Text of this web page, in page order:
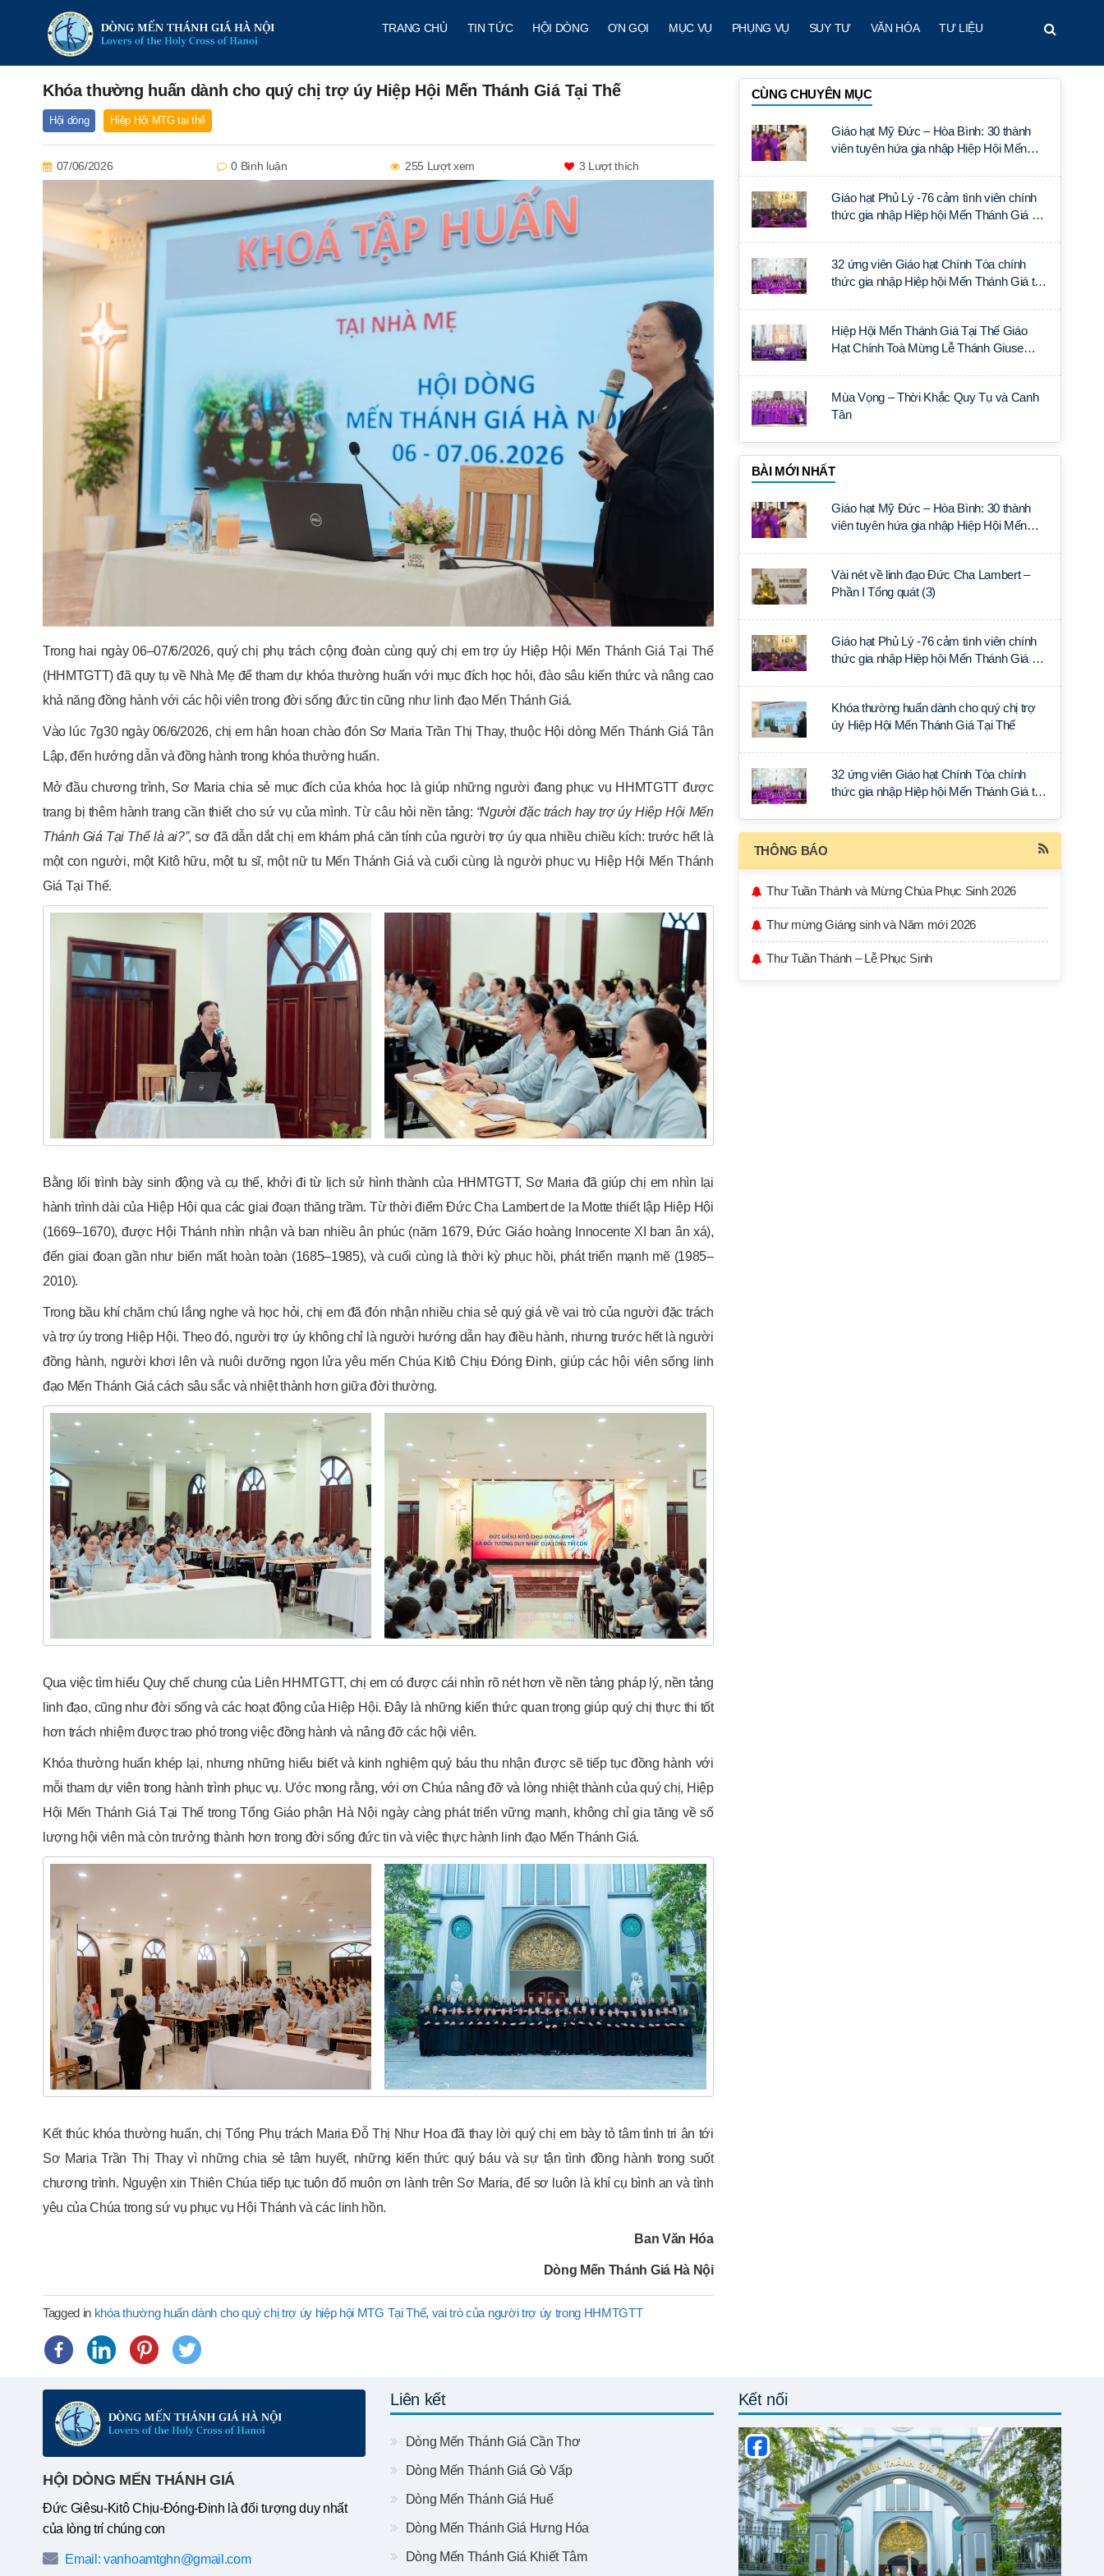
TRANG CHỦ TIN TỨC HỘI DÒNG ƠN GỌI MỤC VỤ PHỤNG VỤ SUY TƯ VĂN HÓA TƯ LIỆU
Khóa thường huấn dành cho quý chị trợ úy Hiệp Hội Mến Thánh Giá Tại Thế
Hội dòng Hiệp Hội MTG tại thế
07/06/2026 0 Bình luận 255 Lượt xem 3 Lượt thích
Trong hai ngày 06–07/6/2026, quý chị phụ trách cộng đoàn cùng quý chị em trợ úy Hiệp Hội Mến Thánh Giá Tại Thế
(HHMTGTT) đã quy tụ về Nhà Mẹ để tham dự khóa thường huấn với mục đích học hỏi, đào sâu kiến thức và nâng cao
khả năng đồng hành với các hội viên trong đời sống đức tin cũng như linh đạo Mến Thánh Giá.
Vào lúc 7g30 ngày 06/6/2026, chị em hân hoan chào đón Sơ Maria Trần Thị Thay, thuộc Hội dòng Mến Thánh Giá Tân
Lập, đến hướng dẫn và đồng hành trong khóa thường huấn.
Mở đầu chương trình, Sơ Maria chia sẻ mục đích của khóa học là giúp những người đang phục vụ HHMTGTT được
trang bị thêm hành trang cần thiết cho sứ vụ của mình. Từ câu hỏi nền tảng: “Người đặc trách hay trợ úy Hiệp Hội Mến
Thánh Giá Tại Thế là ai?”, sơ đã dẫn dắt chị em khám phá căn tính của người trợ úy qua nhiều chiều kích: trước hết là
một con người, một Kitô hữu, một tu sĩ, một nữ tu Mến Thánh Giá và cuối cùng là người phục vụ Hiệp Hội Mến Thánh
Giá Tại Thế.
Bằng lối trình bày sinh động và cụ thể, khởi đi từ lịch sử hình thành của HHMTGTT, Sơ Maria đã giúp chị em nhìn lại
hành trình dài của Hiệp Hội qua các giai đoạn thăng trầm. Từ thời điểm Đức Cha Lambert de la Motte thiết lập Hiệp Hội
(1669–1670), được Hội Thánh nhìn nhận và ban nhiều ân phúc (năm 1679, Đức Giáo hoàng Innocente XI ban ân xá),
đến giai đoạn gần như biến mất hoàn toàn (1685–1985), và cuối cùng là thời kỳ phục hồi, phát triển mạnh mẽ (1985–
2010).
Trong bầu khí chăm chú lắng nghe và học hỏi, chị em đã đón nhận nhiều chia sẻ quý giá về vai trò của người đặc trách
và trợ úy trong Hiệp Hội. Theo đó, người trợ úy không chỉ là người hướng dẫn hay điều hành, nhưng trước hết là người
đồng hành, người khơi lên và nuôi dưỡng ngọn lửa yêu mến Chúa Kitô Chịu Đóng Đinh, giúp các hội viên sống linh
đạo Mến Thánh Giá cách sâu sắc và nhiệt thành hơn giữa đời thường.
Qua việc tìm hiểu Quy chế chung của Liên HHMTGTT, chị em có được cái nhìn rõ nét hơn về nền tảng pháp lý, nền tảng
linh đạo, cũng như đời sống và các hoạt động của Hiệp Hội. Đây là những kiến thức quan trọng giúp quý chị thực thi tốt
hơn trách nhiệm được trao phó trong việc đồng hành và nâng đỡ các hội viên.
Khóa thường huấn khép lại, nhưng những hiểu biết và kinh nghiệm quý báu thu nhận được sẽ tiếp tục đồng hành với
mỗi tham dự viên trong hành trình phục vụ. Ước mong rằng, với ơn Chúa nâng đỡ và lòng nhiệt thành của quý chị, Hiệp
Hội Mến Thánh Giá Tại Thế trong Tổng Giáo phận Hà Nội ngày càng phát triển vững mạnh, không chỉ gia tăng về số
lượng hội viên mà còn trưởng thành hơn trong đời sống đức tin và việc thực hành linh đạo Mến Thánh Giá.
Kết thúc khóa thường huấn, chị Tổng Phụ trách Maria Đỗ Thị Như Hoa đã thay lời quý chị em bày tỏ tâm tình tri ân tới
Sơ Maria Trần Thị Thay vì những chia sẻ tâm huyết, những kiến thức quý báu và sự tận tình đồng hành trong suốt
chương trình. Nguyện xin Thiên Chúa tiếp tục tuôn đổ muôn ơn lành trên Sơ Maria, để sơ luôn là khí cụ bình an và tình
yêu của Chúa trong sứ vụ phục vụ Hội Thánh và các linh hồn.
Ban Văn Hóa
Dòng Mến Thánh Giá Hà Nội
Tagged in khóa thường huấn dành cho quý chị trợ úy hiệp hội MTG Tại Thế, vai trò của người trợ úy trong HHMTGTT
CÙNG CHUYÊN MỤC
Giáo hạt Mỹ Đức – Hòa Bình: 30 thành
viên tuyên hứa gia nhập Hiệp Hội Mến
Giáo hạt Phủ Lý -76 cảm tình viên chính
thức gia nhập Hiệp hội Mến Thánh Giá Tại
32 ứng viên Giáo hạt Chính Tòa chính
thức gia nhập Hiệp hội Mến Thánh Giá tại
Hiệp Hội Mến Thánh Giá Tại Thế Giáo
Hạt Chính Toà Mừng Lễ Thánh Giuse
Mùa Vọng – Thời Khắc Quy Tụ và Canh
Tân
BÀI MỚI NHẤT
Giáo hạt Mỹ Đức – Hòa Bình: 30 thành
viên tuyên hứa gia nhập Hiệp Hội Mến
Vài nét về linh đạo Đức Cha Lambert –
Phần I Tổng quát (3)
Giáo hạt Phủ Lý -76 cảm tình viên chính
thức gia nhập Hiệp hội Mến Thánh Giá Tại
Khóa thường huấn dành cho quý chị trợ
úy Hiệp Hội Mến Thánh Giá Tại Thế
32 ứng viên Giáo hạt Chính Tòa chính
thức gia nhập Hiệp hội Mến Thánh Giá tại
THÔNG BÁO
Thư Tuần Thánh và Mừng Chúa Phục Sinh 2026
Thư mừng Giáng sinh và Năm mới 2026
Thư Tuần Thánh – Lễ Phục Sinh
HỘI DÒNG MẾN THÁNH GIÁ
Đức Giêsu-Kitô Chịu-Đóng-Đinh là đối tượng duy nhất
của lòng trí chúng con
Email: vanhoamtghn@gmail.com
Liên kết
Dòng Mến Thánh Giá Cần Thơ
Dòng Mến Thánh Giá Gò Vấp
Dòng Mến Thánh Giá Huế
Dòng Mến Thánh Giá Hưng Hóa
Dòng Mến Thánh Giá Khiết Tâm
Kết nối